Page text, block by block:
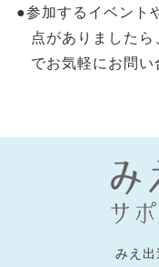
●参加するイベント
点がありました
でお気軽にお問い
みえ出